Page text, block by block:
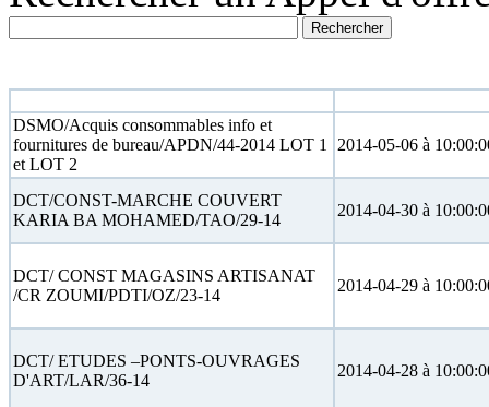
DSMO/Acquis consommables info et
fournitures de bureau/APDN/44-2014 LOT 1
et LOT 2
2014-05-06 à
DCT/CONST-MARCHE COUVERT
KARIA BA MOHAMED/TAO/29-14
2014-04-30 à
DCT/ CONST MAGASINS ARTISANAT
/CR ZOUMI/PDTI/OZ/23-14
2014-04-29 à
DCT/ ETUDES –PONTS-OUVRAGES
D'ART/LAR/36-14
2014-04-28 à